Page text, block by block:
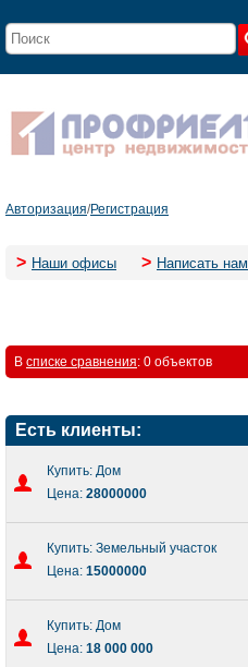
Авторизация/Регистрация
> Наши офисы > Написать нам
В списке сравнения: 0 объектов
Есть клиенты:
Купить: Дом
Цена: 28000000
Купить: Земельный участок
Цена: 15000000
Купить: Дом
Цена: 18 000 000